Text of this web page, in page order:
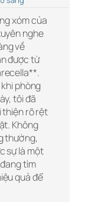
xóm của
nghe
về
được từ
phòng
tôi đã
thiện rõ rệt
Không
thường,
sự là một
tìm
quả để